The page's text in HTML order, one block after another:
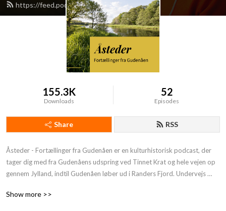
https://feed.podbean.com/aasteder/feed.xml
155.3K
Downloads
52
Episodes
Share RSS
Åsteder - Fortællinger fra Gudenåen er en kulturhistorisk podcast, der
tager dig med fra Gudenåens udspring ved Tinnet Krat og hele vejen op
gennem Jylland, indtil Gudenåen løber ud i Randers Fjord. Undervejs
jernalderfolk, moselig og middelaldermunke til ingeniører med store
Show more >>